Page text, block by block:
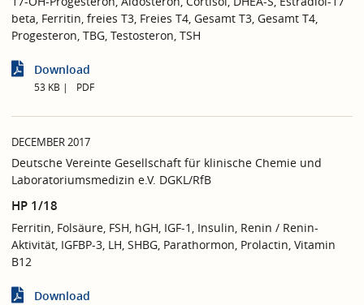
beta, Ferritin, freies T3, Freies T4, Gesamt T3, Gesamt T4,
Progesteron, TBG, Testosteron, TSH
Download
53 KB PDF
DECEMBER 2017
Deutsche Vereinte Gesellschaft für klinische Chemie und
Laboratoriumsmedizin e.V. DGKL/RfB
HP 1/18
Ferritin, Folsäure, FSH, hGH, IGF-1, Insulin, Renin / Renin-
Aktivität, IGFBP-3, LH, SHBG, Parathormon, Prolactin, Vitamin
B12
Download